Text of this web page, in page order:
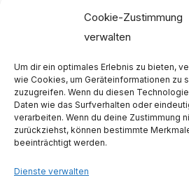
Cookie-Zustimmung
verwalten
Um dir ein optimales Erlebnis zu bieten,
wie Cookies, um Geräteinformationen zu
zuzugreifen. Wenn du diesen
Daten wie das Surfverhalten oder
verarbeiten. Wenn du deine Zustimmung
zurückziehst, können bestimmte
beeinträchtigt werden.
Dienste verwalten
Dezember 2020
November 2020
Dezember 2019